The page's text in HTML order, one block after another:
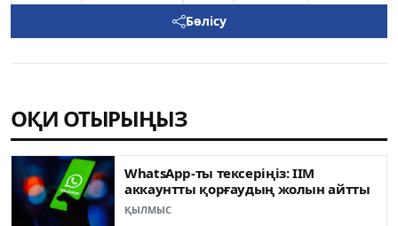
Бөлісу
ОҚИ ОТЫРЫҢЫЗ
WhatsApp-ты тексеріңіз: ІІМ
аккаунтты қорғаудың жолын айтты
ҚЫЛМЫС